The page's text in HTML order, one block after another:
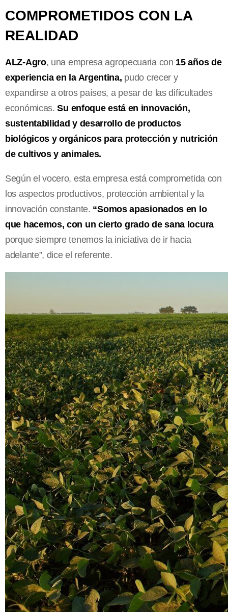
COMPROMETIDOS CON LA
REALIDAD
ALZ-Agro, una empresa agropecuaria con 15 años de
experiencia en la Argentina, pudo crecer y
expandirse a otros países, a pesar de las dificultades
económicas.Su enfoque está en innovación,
sustentabilidad y desarrollo de productos
biológicos y orgánicos para protección y nutrición
de cultivos y animales.
Según el vocero, esta empresa está comprometida con
los aspectos productivos, protección ambiental y la
innovación constante. “Somos apasionados en lo
que hacemos, con un cierto grado de sana locura
porque siempre tenemos la iniciativa de ir hacia
adelante”, dice el referente.